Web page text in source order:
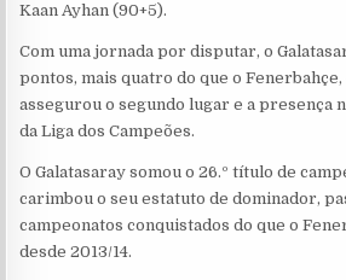
Kaan Ayhan (90+5).
Com uma jornada por disputar, o
pontos, mais quatro do que o
assegurou o segundo lugar e a presença
da Liga dos Campeões.
O Galatasaray somou o 26.º título de
carimbou o seu estatuto de dominador,
campeonatos conquistados do que o
desde 2013/14.